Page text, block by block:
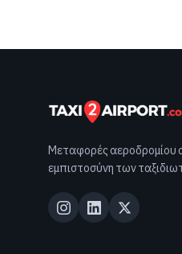
Μεταφορές αεροδρομίου
εμπιστοσύνη των